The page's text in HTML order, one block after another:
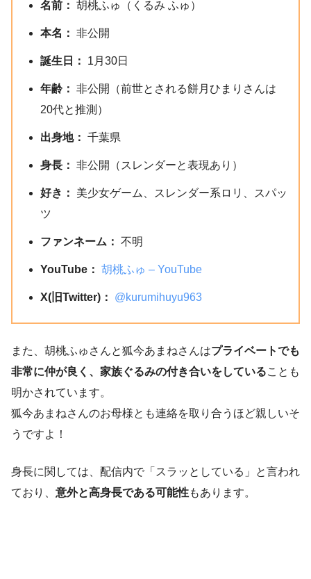
名前： 胡桃ふゅ（くるみ ふゅ）
本名： 非公開
誕生日： 1月30日
年齢： 非公開（前世とされる餅月ひまりさんは
20代と推測）
出身地： 千葉県
身長： 非公開（スレンダーと表現あり）
好き：
美少女ゲーム、スレンダー系ロリ、スパッ
ツ
ファンネーム： 不明
YouTube： 胡桃ふゅ – YouTube
X(旧Twitter)： @kurumihuyu963
また、胡桃ふゅさんと狐今あまねさんはプライベートでも
非常に仲が良く、家族ぐるみの付き合いをしていることも
明かされています。
狐今あまねさんのお母様とも連絡を取り合うほど親しいそ
うですよ！
身長に関しては、配信内で「スラッとしている」と言われ
ており、 意外と高身長である可能性もあります。